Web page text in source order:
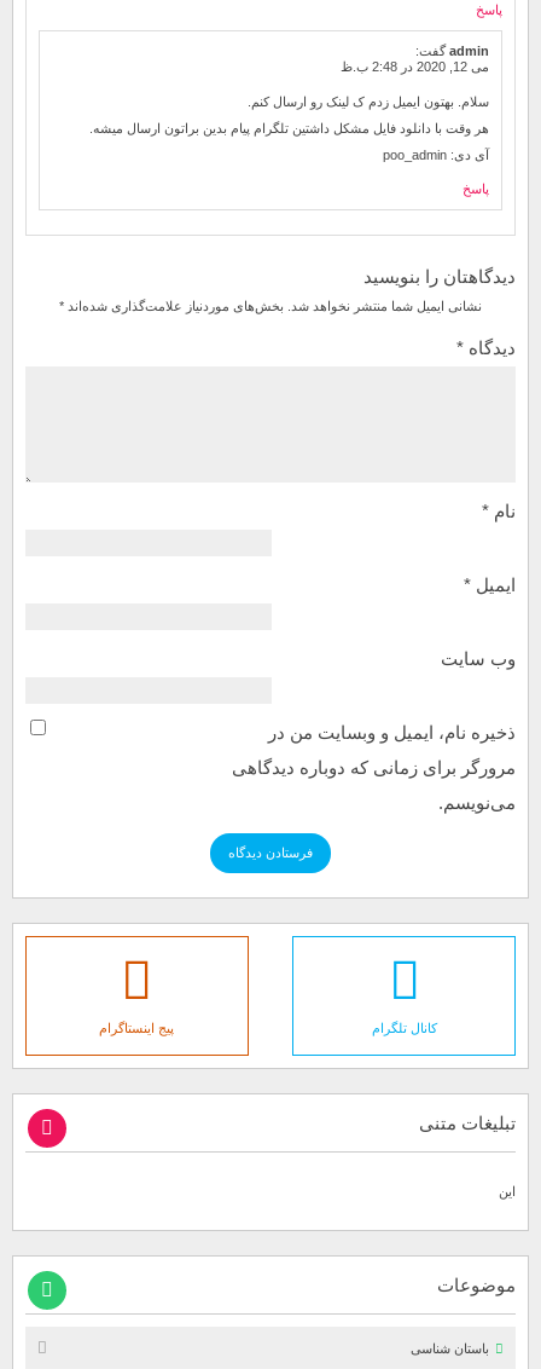
پاسخ
admin گفت:
می 12, 2020 در 2:48 ب.ظ
سلام. بهتون ایمیل زدم ک لینک رو ارسال کنم.
هر وقت با دانلود فایل مشکل داشتین تلگرام پیام بدین براتون ارسال میشه.
آی دی: poo_admin
پاسخ
دیدگاهتان را بنویسید
نشانی ایمیل شما منتشر نخواهد شد. بخش‌های موردنیاز علامت‌گذاری شده‌اند *
دیدگاه *
نام *
ایمیل *
وب‌ سایت
ذخیره نام، ایمیل و وبسایت من در
مرورگر برای زمانی که دوباره دیدگاهی
می‌نویسم.
کانال تلگرام پیج اینستاگرام
تبلیغات متنی
این
موضوعات
باستان شناسی